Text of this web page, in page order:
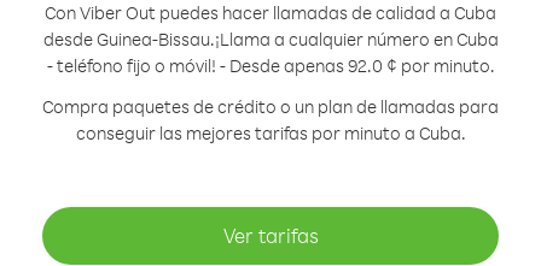
Con Viber Out puedes hacer llamadas de calidad a Cuba
desde Guinea-Bissau.¡Llama a cualquier número en Cuba
- teléfono fijo o móvil! - Desde apenas 92.0 ¢ por minuto.
Compra paquetes de crédito o un plan de llamadas para
conseguir las mejores tarifas por minuto a Cuba.
Ver tarifas